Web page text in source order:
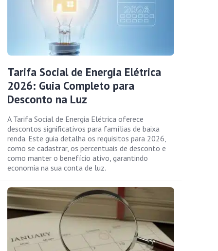
Tarifa Social de Energia Elétrica
2026: Guia Completo para
Desconto na Luz
A Tarifa Social de Energia Elétrica oferece
descontos significativos para famílias de baixa
renda. Este guia detalha os requisitos para 2026,
como se cadastrar, os percentuais de desconto e
como manter o benefício ativo, garantindo
economia na sua conta de luz.